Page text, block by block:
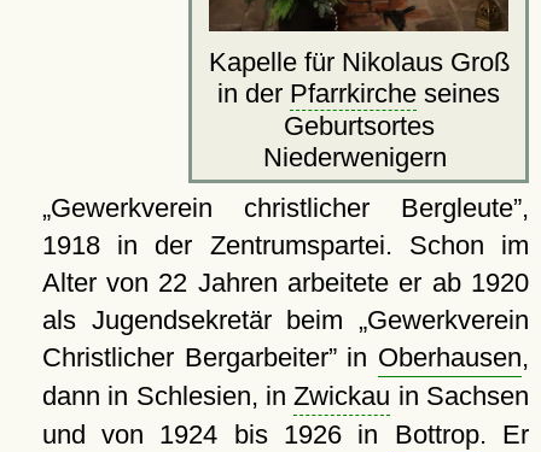
Kapelle für Nikolaus Groß
in der Pfarrkirche seines
Geburtsortes
Niederwenigern
Gewerkverein christlicher Bergleute ,
1918 in der Zentrumspartei. Schon im
Alter von 22 Jahren arbeitete er ab 1920
als Jugendsekretär beim
Gewerkverein
Christlicher Bergarbeiter in Oberhausen,
dann in Schlesien, inZwickau in Sachsen
und von 1924 bis 1926 in Bottrop. Er